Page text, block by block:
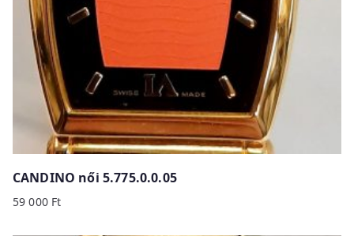
CANDINO női 5.775.0.0.05
59 000 Ft